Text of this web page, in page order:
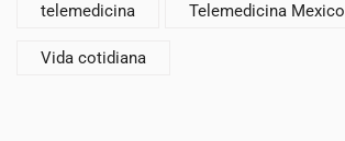
telemedicina Telemedicina Mexico
Vida cotidiana